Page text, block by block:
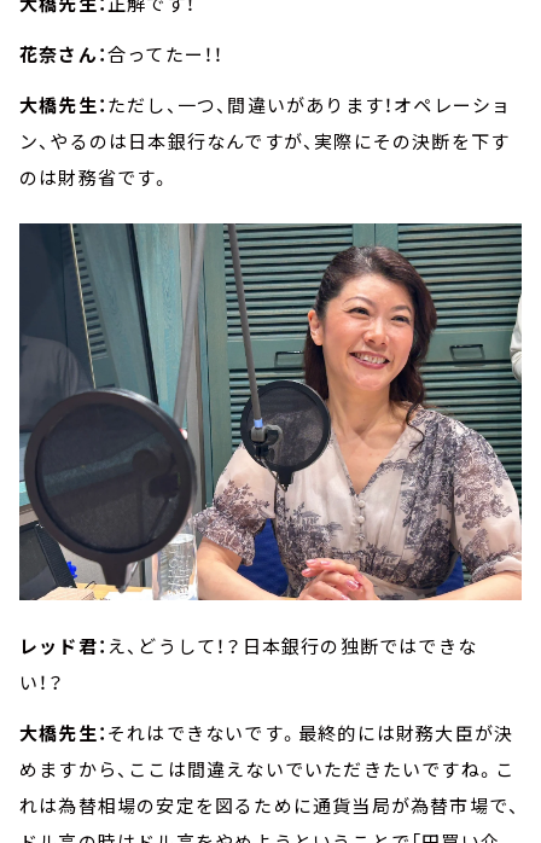
花奈さん：合ってたー！！
大橋先生：ただし、一つ、間違いがあります！オペレーショ
ン、やるのは日本銀行なんですが、実際にその決断を下す
のは財務省です。
レッド君： え、どうして！？日本銀行の独断ではできな
い！？
大橋先生：それはできないです。最終的には財務大臣が決
めますから、ここは間違えないでいただきたいですね。こ
れは為替相場の安定を図るために通貨当局が為替市場で、